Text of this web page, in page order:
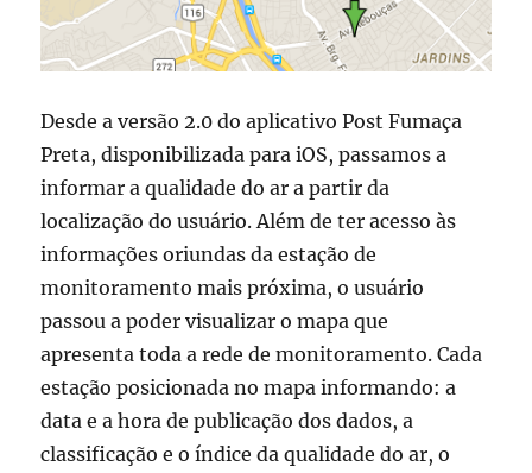
Desde a versão 2.0 do aplicativo Post Fumaça
Preta, disponibilizada para iOS, passamos a
informar a qualidade do ar a partir da
localização do usuário. Além de ter acesso às
informações oriundas da estação de
monitoramento mais próxima, o usuário
passou a poder visualizar o mapa que
apresenta toda a rede de monitoramento. Cada
estação posicionada no mapa informando: a
data e a hora de publicação dos dados, a
classificação e o índice da qualidade do ar, o